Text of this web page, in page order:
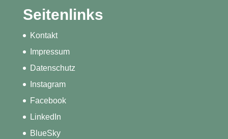
Seitenlinks
Kontakt
Impressum
Datenschutz
Instagram
Facebook
LinkedIn
BlueSky